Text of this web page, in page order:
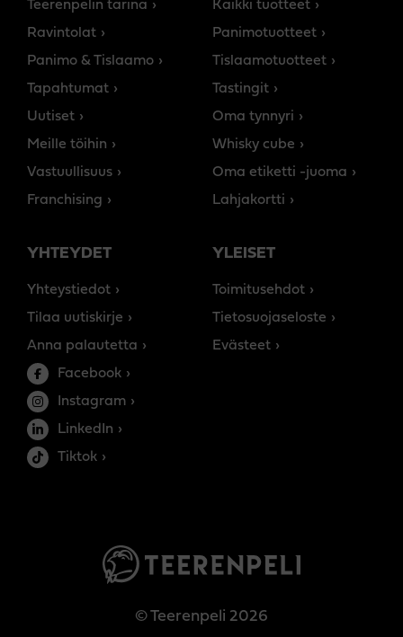
Teerenpelin tarina
Ravintolat
Panimo & Tislaamo
Tapahtumat
Uutiset
Meille töihin
Vastuullisuus
Franchising
Kaikki tuotteet
Panimotuotteet
Tislaamotuotteet
Tastingit
Oma tynnyri
Whisky cube
Oma etiketti -juoma
Lahjakortti
YHTEYDET
Yhteystiedot
Tilaa uutiskirje
Anna palautetta
Facebook
Instagram
LinkedIn
Tiktok
YLEISET
Toimitusehdot
Tietosuojaseloste
Evästeet
© Teerenpeli 2026